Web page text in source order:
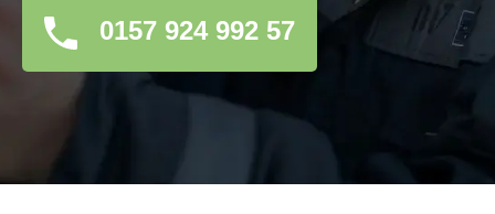
0157 924 992 57